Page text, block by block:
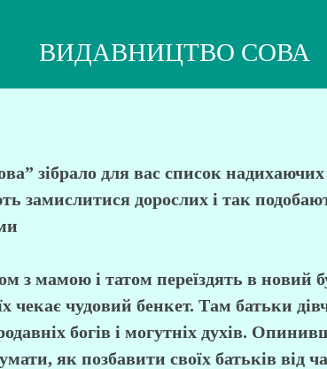
ВИДАВНИЦТВО СОВА
зібрало для вас список
замислитися дорослих і так
з мамою і татом переїздять в
чекає чудовий бенкет. Там батьки
богів і могутніх духів.
як позбавити своїх батьків від